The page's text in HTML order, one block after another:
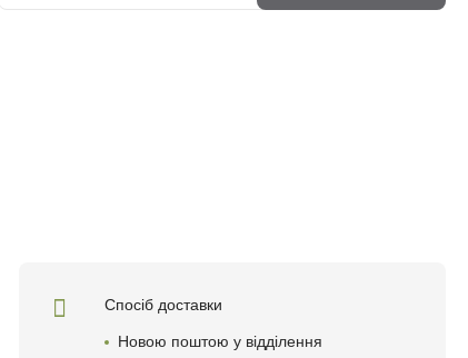
Спосіб доставки
Новою поштою у відділення